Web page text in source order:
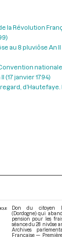
la Révolution
au 8 pluviôse An
nationale
(17 janvier 1794)
d’Hautefaye.
Don du citoyen
(Dordogne) qui
pension pour les
séance du 28 nivôse
Archives
Française —